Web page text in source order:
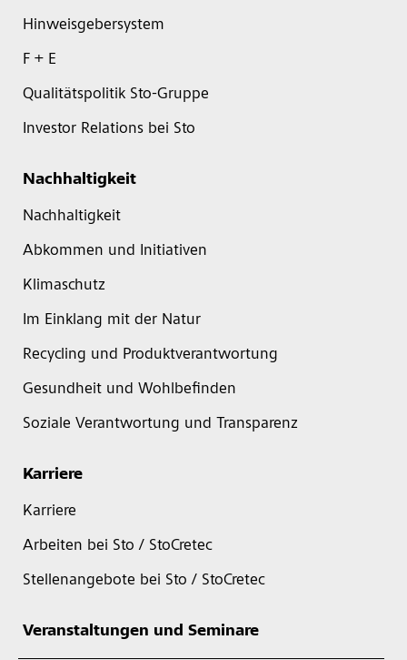
Hinweisgebersystem
F + E
Qualitätspolitik Sto-Gruppe
Investor Relations bei Sto
Nachhaltigkeit
Nachhaltigkeit
Abkommen und Initiativen
Klimaschutz
Im Einklang mit der Natur
Recycling und Produktverantwortung
Gesundheit und Wohlbefinden
Soziale Verantwortung und Transparenz
Karriere
Karriere
Arbeiten bei Sto / StoCretec
Stellenangebote bei Sto / StoCretec
Veranstaltungen und Seminare